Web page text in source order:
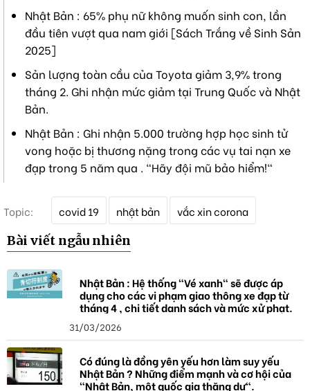
Nhật Bản : 65% phụ nữ không muốn sinh con, lần
đầu tiên vượt qua nam giới [Sách Trắng về Sinh Sản
2025]
Sản lượng toàn cầu của Toyota giảm 3,9% trong
tháng 2. Ghi nhận mức giảm tại Trung Quốc và Nhật
Bản.
Nhật Bản : Ghi nhận 5.000 trường hợp học sinh tử
vong hoặc bị thương nặng trong các vụ tai nạn xe
đạp trong 5 năm qua . "Hãy đội mũ bảo hiểm!"
Topic:
k
h
a
covid 19 nhật bản vắc xin corona
Bài viết ngẫu nhiên
Nhật Bản : Hệ thống "Vé xanh" sẽ được áp
dụng cho các vi phạm giao thông xe đạp từ
tháng 4 , chi tiết danh sách và mức xử phạt.
31/03/2026
Có đúng là đồng yên yếu hơn làm suy yếu
Nhật Bản ? Những điểm mạnh và cơ hội của
"Nhật Bản, một quốc gia thặng dư".